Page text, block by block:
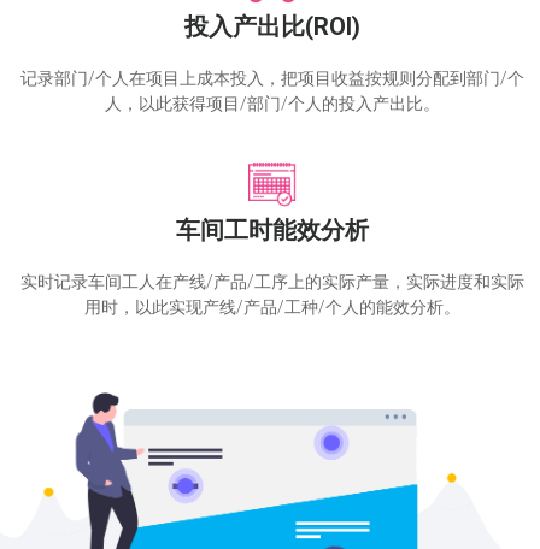
投入产出比(ROI)
记录部门/个人在项目上成本投入，把项目收益按规则分配到部门/个
人，以此获得项目/部门/个人的投入产出比。
车间工时能效分析
实时记录车间工人在产线/产品/工序上的实际产量，实际进度和实际
用时，以此实现产线/产品/工种/个人的能效分析。